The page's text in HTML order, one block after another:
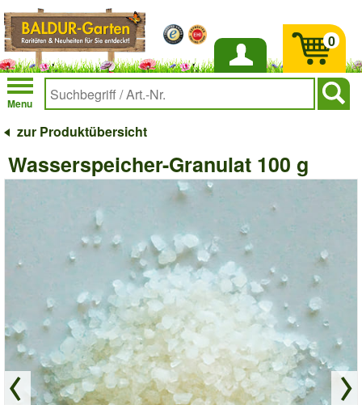
Anmelden
Menu
0
zur Produktübersicht
Wasserspeicher-Granulat 100 g